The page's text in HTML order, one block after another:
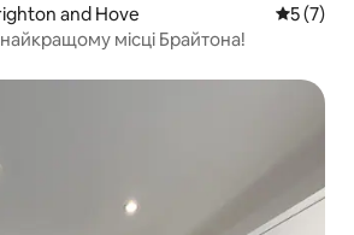
and Hove Середня
5 (7)
місці Брайтона!